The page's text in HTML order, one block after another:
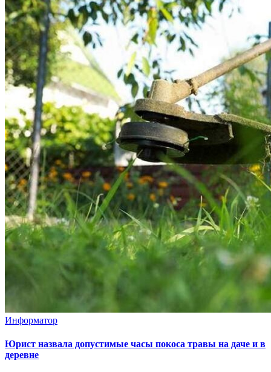
Информатор
Юрист назвала допустимые часы покоса травы на даче и в
деревне